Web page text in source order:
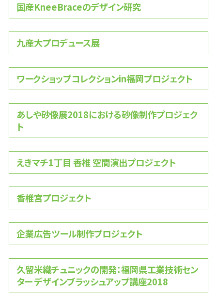
系
国産KneeBraceのデザイン研究
九産大プロデュース展
ワークショップコレクションin福岡プロジェクト
あしや砂像展2018における砂像制作プロジェク
ト
えきマチ1丁目 香椎 空間演出プロジェクト
香椎宮プロジェクト
企業広告ツール制作プロジェクト
久留米織チュニックの開発：福岡県工業技術セン
ター デザインブラッシュアップ講座2018